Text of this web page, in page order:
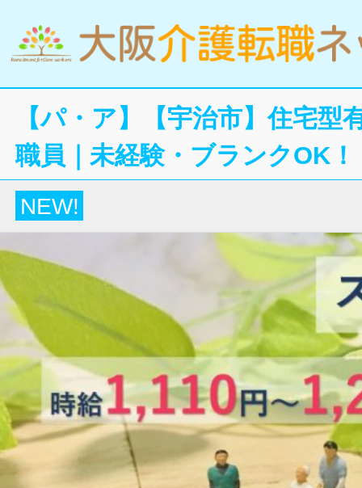
【パ・ア】【宇治市】住宅型
職員｜未経験・ブランクOK
NEW!